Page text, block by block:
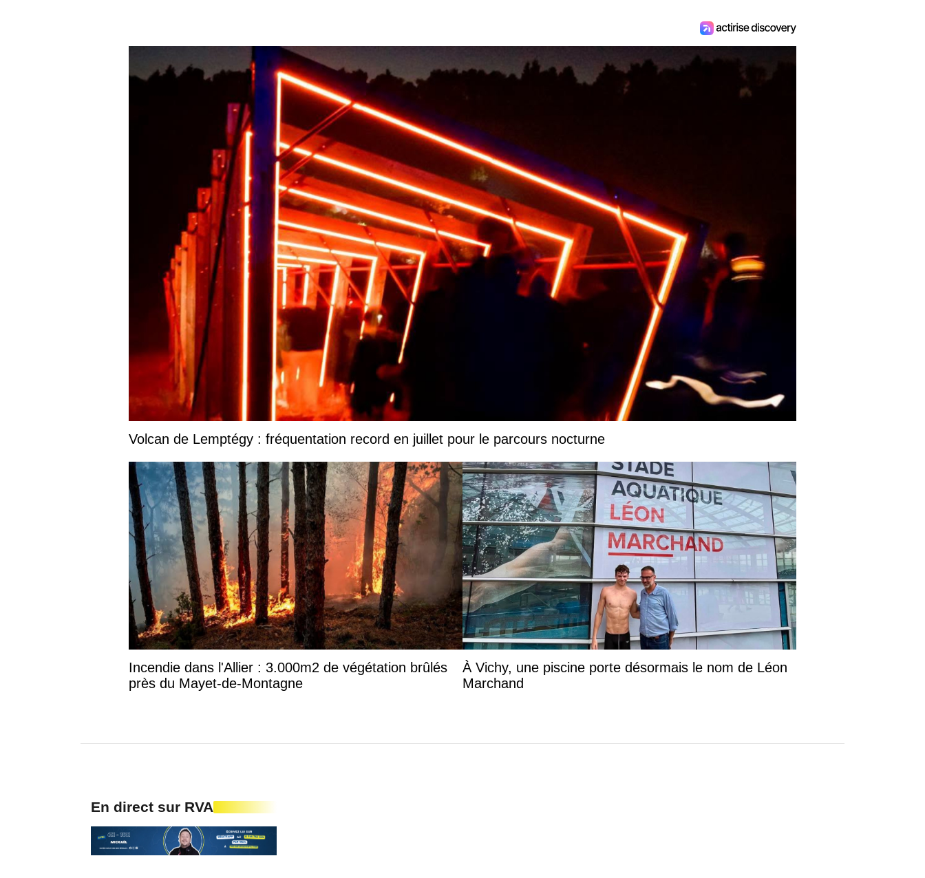
Volcan de Lemptégy : fréquentation record en juillet pour le parcours nocturne
Incendie dans l'Allier : 3.000m2 de végétation brûlés
près du Mayet-de-Montagne
À Vichy, une piscine porte désormais le nom de Léon
Marchand
En direct sur RVA